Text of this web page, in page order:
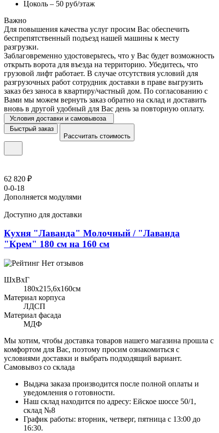
Цоколь – 50 руб/этаж
Важно
Для повышения качества услуг просим Вас обеспечить
беспрепятственный подъезд нашей машины к месту
разгрузки.
Заблаговременно удостоверьтесь, что у Вас будет возможность
открыть ворота для въезда на территорию. Убедитесь, что
грузовой лифт работает. В случае отсутствия условий для
разгрузочных работ сотрудник доставки в праве выгрузить
заказ без заноса в квартиру/частный дом. По согласованию с
Вами мы можем вернуть заказ обратно на склад и доставить
вновь в другой удобный для Вас день за повторную оплату.
Условия доставки и самовывоза
Быстрый заказ
Рассчитать стоимость
62 820 ₽
0-0-18
Дополняется модулями
Доступно для доставки
Кухня "Лаванда" Молочный / "Лаванда
"Крем" 180 см на 160 см
Нет отзывов
ШхВхГ
180x215,6х160см
Материал корпуса
ЛДСП
Материал фасада
МДФ
Мы хотим, чтобы доставка товаров нашего магазина прошла с
комфортом для Вас, поэтому просим ознакомиться с
условиями доставки и выбрать подходящий вариант.
Самовывоз со склада
Выдача заказа производится после полной оплаты и
уведомления о готовности.
Наш склад находится по адресу: Ейское шоссе 50/1,
склад №8
График работы: вторник, четверг, пятница с 13:00 до
16:30.